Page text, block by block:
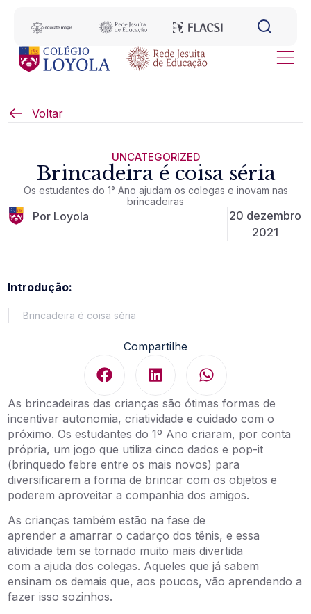
Voltar
UNCATEGORIZED
Brincadeira é coisa séria
Os estudantes do 1° Ano ajudam os colegas e inovam nas
brincadeiras
Por Loyola
20 dezembro
2021
Introdução:
Brincadeira é coisa séria
Compartilhe
As brincadeiras das crianças são ótimas formas de
incentivar autonomia, criatividade e cuidado com o
próximo. Os estudantes do 1º Ano criaram, por conta
própria, um jogo que utiliza cinco dados e pop-it
(brinquedo febre entre os mais novos) para
diversificarem a forma de brincar com os objetos e
poderem aproveitar a companhia dos amigos.
As crianças também estão na fase de
aprender a amarrar o cadarço dos tênis, e essa
atividade tem se tornado muito mais divertida
com a ajuda dos colegas. Aqueles que já sabem
ensinam os demais que, aos poucos, vão aprendendo a
fazer isso sozinhos.